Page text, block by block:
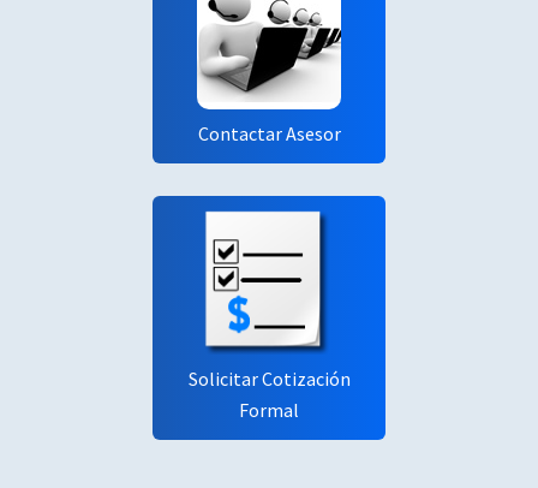
Contactar Asesor
Solicitar Cotización
Formal